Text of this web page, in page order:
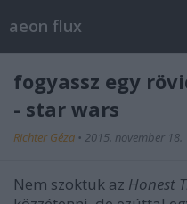
aeon flux
fogyassz egy
- star wars
Richter Géza • 2015. november 18.
Nem szoktuk az Honest